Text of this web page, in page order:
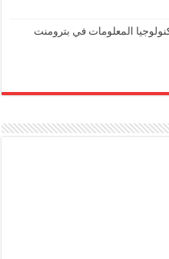
المعلومات في بترومنت